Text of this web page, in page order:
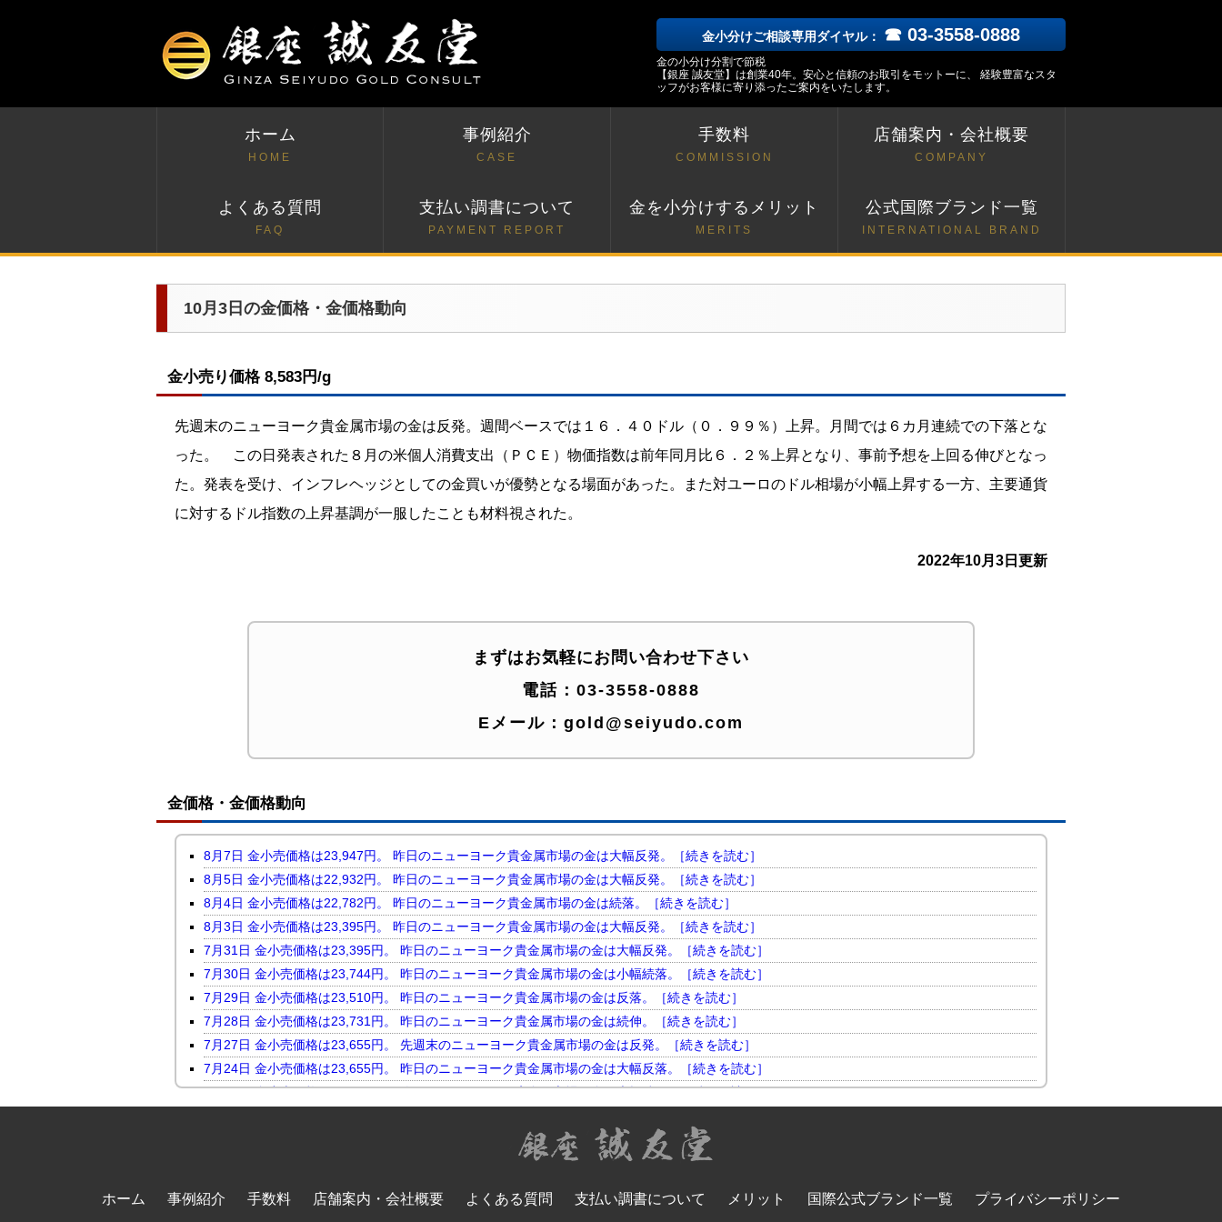
金小分けご相談専用ダイヤル： ☎ 03-3558-0888
金の小分け分割で節税
【銀座 誠友堂】は創業40年。安心と信頼のお取引をモットーに、 経験豊富なスタ
ッフがお客様に寄り添ったご案内をいたします。
ホーム
HOME
事例紹介
CASE
手数料
COMMISSION
店舗案内・会社概要
COMPANY
よくある質問
FAQ
支払い調書について
PAYMENT REPORT
金を小分けするメリット
MERITS
公式国際ブランド一覧
INTERNATIONAL BRAND
10月3日の金価格・金価格動向
金小売り価格 8,583円/g
先週末のニューヨーク貴金属市場の金は反発。週間ベースでは１６．４０ドル（０．９９％）上昇。月間では６カ月連続での下落とな
った。 この日発表された８月の米個人消費支出（ＰＣＥ）物価指数は前年同月比６．２％上昇となり、事前予想を上回る伸びとなっ
た。発表を受け、インフレヘッジとしての金買いが優勢となる場面があった。また対ユーロのドル相場が小幅上昇する一方、主要通貨
に対するドル指数の上昇基調が一服したことも材料視された。
2022年10月3日更新
まずはお気軽にお問い合わせ下さい
電話： 03-3558-0888
Eメール： gold@seiyudo.com
金価格・金価格動向
8月7日 金小売価格は23,947円。 昨日のニューヨーク貴金属市場の金は大幅反発。［続きを読む］
8月5日 金小売価格は22,932円。 昨日のニューヨーク貴金属市場の金は大幅反発。［続きを読む］
8月4日 金小売価格は22,782円。 昨日のニューヨーク貴金属市場の金は続落。［続きを読む］
8月3日 金小売価格は23,395円。 昨日のニューヨーク貴金属市場の金は大幅反発。［続きを読む］
7月31日 金小売価格は23,395円。 昨日のニューヨーク貴金属市場の金は大幅反発。［続きを読む］
7月30日 金小売価格は23,744円。 昨日のニューヨーク貴金属市場の金は小幅続落。［続きを読む］
7月29日 金小売価格は23,510円。 昨日のニューヨーク貴金属市場の金は反落。［続きを読む］
7月28日 金小売価格は23,731円。 昨日のニューヨーク貴金属市場の金は続伸。［続きを読む］
7月27日 金小売価格は23,655円。 先週末のニューヨーク貴金属市場の金は反発。［続きを読む］
7月24日 金小売価格は23,655円。 昨日のニューヨーク貴金属市場の金は大幅反落。［続きを読む］
7月23日 金小売価格は24,046円。 昨日のニューヨーク貴金属市場の金は大幅続伸。［続きを読む］
7月21日 金小売価格は23,247円。 昨日のニューヨーク貴金属市場の金は小幅反落。［続きを読む］
7月17日 金小売価格は23,118円。 昨日のニューヨーク貴金属市場の金は大幅続落。［続きを読む］
7月15日 金小売価格は23,464円。 昨日のニューヨーク貴金属市場の金は大幅反発。［続きを読む］
ホーム 事例紹介 手数料 店舗案内・会社概要 よくある質問 支払い調書について メリット 国際公式ブランド一覧 プライバシーポリシー